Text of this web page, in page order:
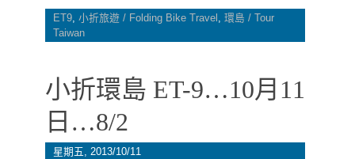
ET9, 小折旅遊 / Folding Bike Travel , 環島 / Tour
Taiwan
小折環島 ET-9…10月11
日…8/2
星期五, 2013/10/11